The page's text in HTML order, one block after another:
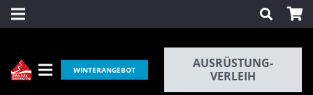
WINTERANGEBOT
AUSRÜSTUNG-
VERLEIH